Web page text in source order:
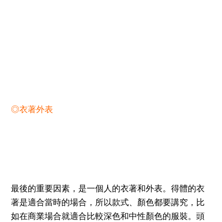
◎衣著外表
最後的重要因素，是一個人的衣著和外表。得體的衣
著是適合當時的場合，所以款式、顏色都要講究，比
如在商業場合就適合比較深色和中性顏色的服裝。頭